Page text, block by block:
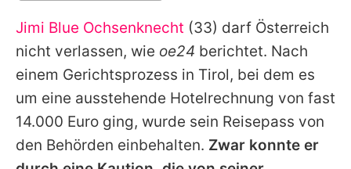
Alle Themen auf Promiflash
Jobs
App runterladen
Team
Jimi Blue Ochsenknecht (33) darf Österreich
nicht verlassen, wie oe24 berichtet. Nach
einem Gerichtsprozess in Tirol, bei dem es
um eine ausstehende Hotelrechnung von fast
14.000 Euro ging, wurde sein Reisepass von
den Behörden einbehalten. Zwar konnte er